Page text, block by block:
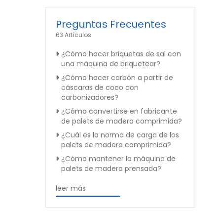
Preguntas Frecuentes
63 Artículos
¿Cómo hacer briquetas de sal con
una máquina de briquetear?
¿Cómo hacer carbón a partir de
cáscaras de coco con
carbonizadores?
¿Cómo convertirse en fabricante
de palets de madera comprimida?
¿Cuál es la norma de carga de los
palets de madera comprimida?
¿Cómo mantener la máquina de
palets de madera prensada?
leer más